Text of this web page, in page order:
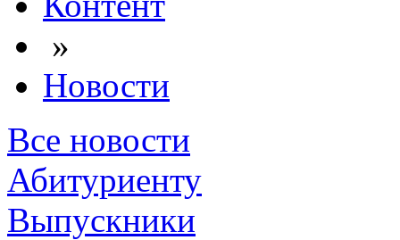
»
Новости
Все новости
Абитуриенту
Выпускники